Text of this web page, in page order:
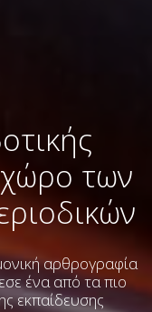
των
αρθρογραφία
ένα από τα πιο
εκπαίδευσης